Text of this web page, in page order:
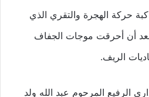
حركة الهجرة والتقري الذي
أن أحرقت موجات الجفاف
الريف.
الرفيع المرحوم عبد الله ولد